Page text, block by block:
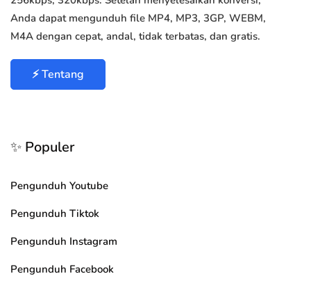
Anda dapat mengunduh file MP4, MP3, 3GP, WEBM,
M4A dengan cepat, andal, tidak terbatas, dan gratis.
⚡ Tentang
✨ Populer
Pengunduh Youtube
Pengunduh Tiktok
Pengunduh Instagram
Pengunduh Facebook